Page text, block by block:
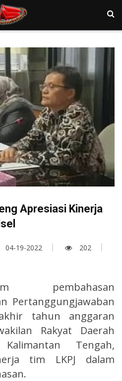
Apresiasi Kinerja
04-19-2022
202
pembahasan
Pertanggungjawaban
tahun anggaran
Rakyat Daerah
Tengah,
tim LKPJ dalam